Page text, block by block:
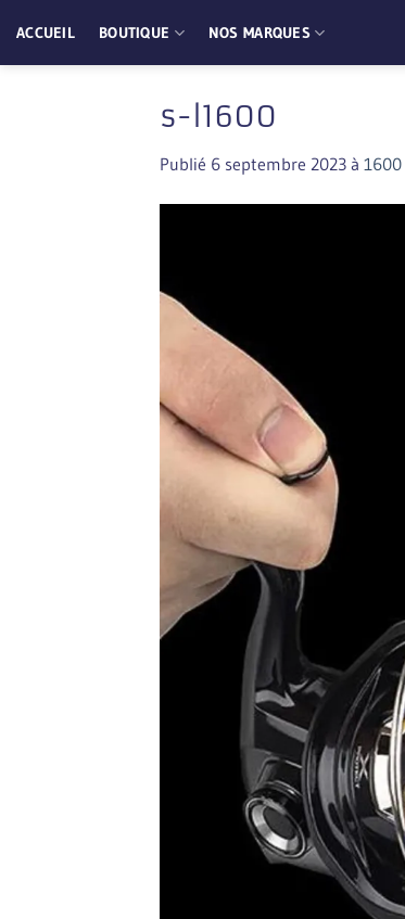
au
contenu
ACCUEIL BOUTIQUE NOS MARQUES
s-l1600
Publié 6 septembre 2023 à